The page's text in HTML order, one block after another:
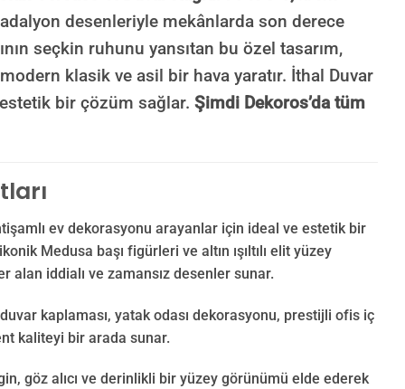
desenleriyle mekânlarda son derece
seçkin ruhunu yansıtan bu özel tasarım,
klasik ve asil bir hava yaratır. İthal Duvar
bir çözüm sağlar. Şimdi Dekoros’da tüm
ev dekorasyonu arayanlar için ideal ve estetik bir
Medusa başı figürleri ve altın ışıltılı elit yüzey
alan iddialı ve zamansız desenler sunar.
kaplaması, yatak odası dekorasyonu, prestijli ofis iç
kaliteyi bir arada sunar.
göz alıcı ve derinlikli bir yüzey görünümü elde ederek